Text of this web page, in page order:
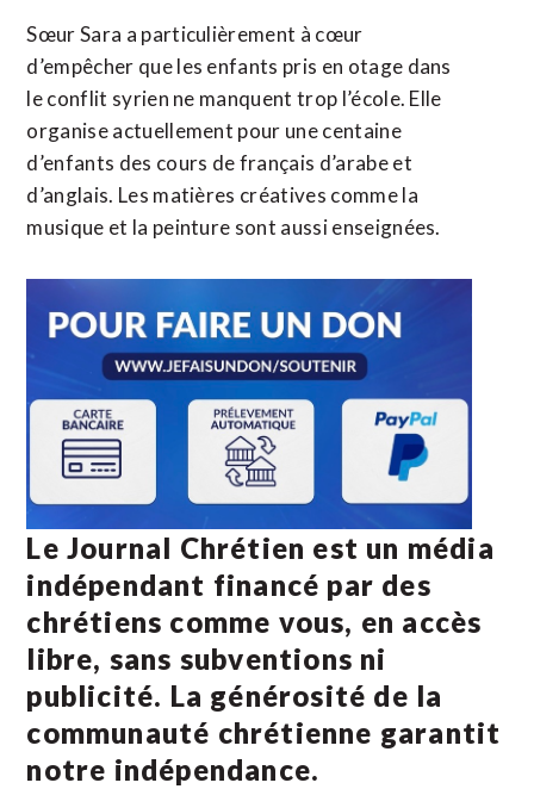
Sœur Sara a particulièrement à cœur
d’empêcher que les enfants pris en otage dans
le conflit syrien ne manquent trop l’école. Elle
organise actuellement pour une centaine
d’enfants des cours de français d’arabe et
d’anglais. Les matières créatives comme la
musique et la peinture sont aussi enseignées.
Le Journal Chrétien est un média
indépendant financé par des
chrétiens comme vous, en accès
libre, sans subventions ni
publicité. La générosité de la
communauté chrétienne garantit
notre indépendance.